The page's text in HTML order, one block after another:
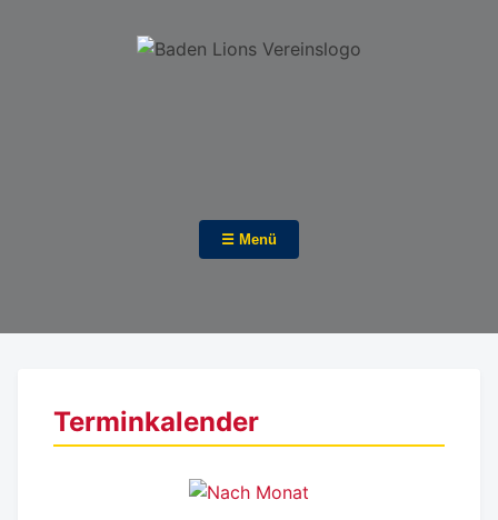
☰ Menü
Terminkalender